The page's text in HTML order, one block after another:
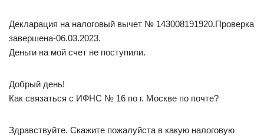
Декларация на налоговый вычет № 143008191920.Проверка
завершена-06.03.2023.
Деньги на мой счет не поступили.
Добрый день!
Как связаться с ИФНС № 16 по г. Москве по почте?
Здравствуйте. Скажите пожалуйста в какую налоговую